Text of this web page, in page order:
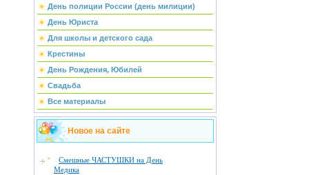
День полиции России (день милиции)
День Юриста
Для школы и детского сада
Крестины
День Рождения, Юбилей
Свадьба
Все материалы
Новое на сайте
Смешные ЧАСТУШКИ на День
Медика